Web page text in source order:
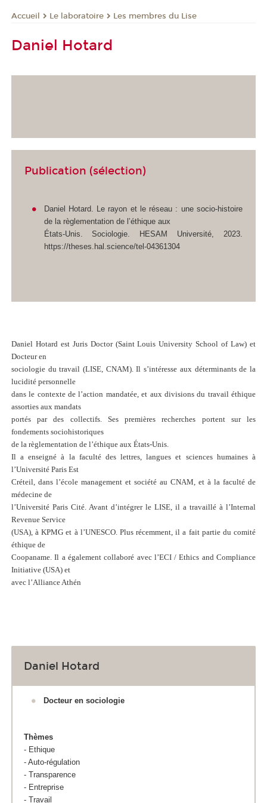
Accueil Le laboratoire Les membres du Lise
Daniel Hotard
Publication (sélection)
Daniel Hotard. Le rayon et le réseau : une socio-histoire
de la règlementation de l’éthique aux
États-Unis. Sociologie. HESAM Université, 2023.
https://theses.hal.science/tel-04361304
Daniel Hotard est Juris Doctor (Saint Louis University School of Law) et
Docteur en
sociologie du travail (LISE, CNAM). Il s’intéresse aux déterminants de la
lucidité personnelle
dans le contexte de l’action mandatée, et aux divisions du travail éthique
assorties aux mandats
portés par des collectifs. Ses premières recherches portent sur les
fondements sociohistoriques
de la règlementation de l’éthique aux États-Unis.
Il a enseigné à la faculté des lettres, langues et sciences humaines à
l’Université Paris Est
Créteil, dans l’école management et société au CNAM, et à la faculté de
médecine de
l’Université Paris Cité. Avant d’intégrer le LISE, il a travaillé à l’Internal
Revenue Service
(USA), à KPMG et à l’UNESCO. Plus récemment, il a fait partie du comité
éthique de
Coopaname. Il a également collaboré avec l’ECI / Ethics and Compliance
Initiative (USA) et
avec l’Alliance Athén
Daniel Hotard
Docteur en sociologie
Thèmes
- Ethique
- Auto-régulation
- Transparence
- Entreprise
- Travail